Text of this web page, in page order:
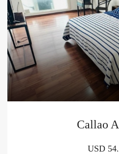
Callao
USD